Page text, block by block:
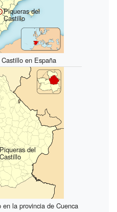
Piqueras del
Castillo
en España
del
la provincia de Cuenca